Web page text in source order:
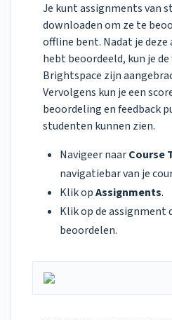
Je kunt assignments van
downloaden om ze te
offline bent. Nadat je
hebt beoordeeld, kun je
Brightspace zijn
Vervolgens kun je een
beoordeling en feedback
studenten kunnen zien.
Navigeer naarCourse
navigatiebar van je
Klik opAssignments.
Klik op de assignment
beoordelen.